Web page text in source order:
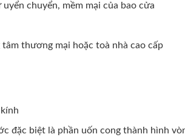
chuyển, mềm mại của bao cửa
thương mại hoặc toà nhà cao cấp
đặc biệt là phần uốn cong thành hình